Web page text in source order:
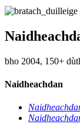
bho 2004, 150+
Naidheachdan